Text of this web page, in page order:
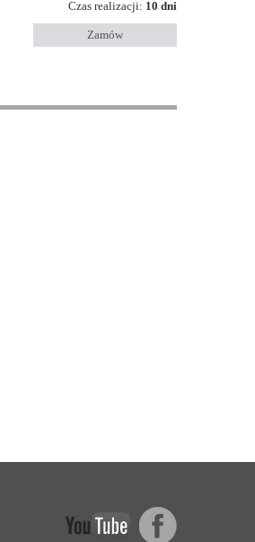
Czas realizacji: 10 dni
Zamów